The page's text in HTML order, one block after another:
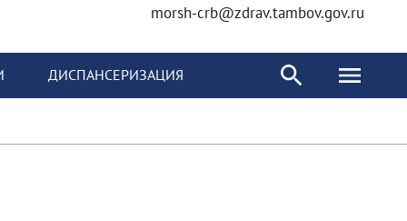
morsh-crb@zdrav.tambov.gov.ru
ДИСПАНСЕРИЗАЦИЯ